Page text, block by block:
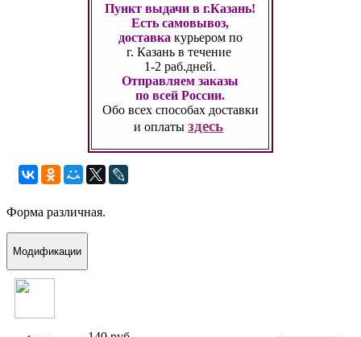
Пункт выдачи в г.Казань!
Есть самовывоз,
доставка курьером по
г. Казань в течение
1-2 раб.дней.
Отправляем заказы
по всей России.
Обо всех способах доставки
и оплатыздесь
Форма различная.
Модификации